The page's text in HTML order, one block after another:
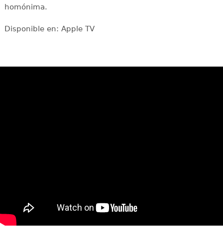
homónima.
Disponible en: Apple TV